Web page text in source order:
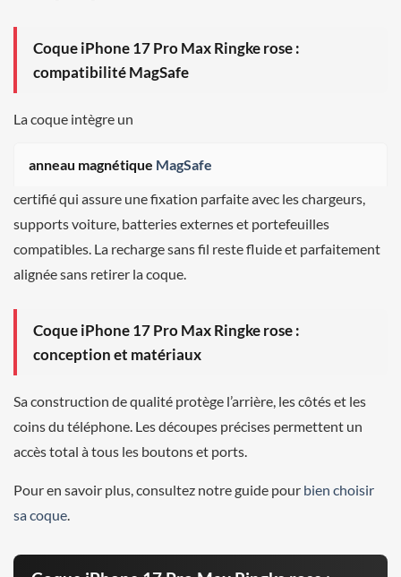
Coque iPhone 17 Pro Max Ringke rose :
compatibilité MagSafe
La coque intègre un
anneau magnétique MagSafe
certifié qui assure une fixation parfaite avec les chargeurs,
supports voiture, batteries externes et portefeuilles
compatibles. La recharge sans fil reste fluide et parfaitement
alignée sans retirer la coque.
Coque iPhone 17 Pro Max Ringke rose :
conception et matériaux
Sa construction de qualité protège l’arrière, les côtés et les
coins du téléphone. Les découpes précises permettent un
accès total à tous les boutons et ports.
Pour en savoir plus, consultez notre guide pour bien choisir
sa coque